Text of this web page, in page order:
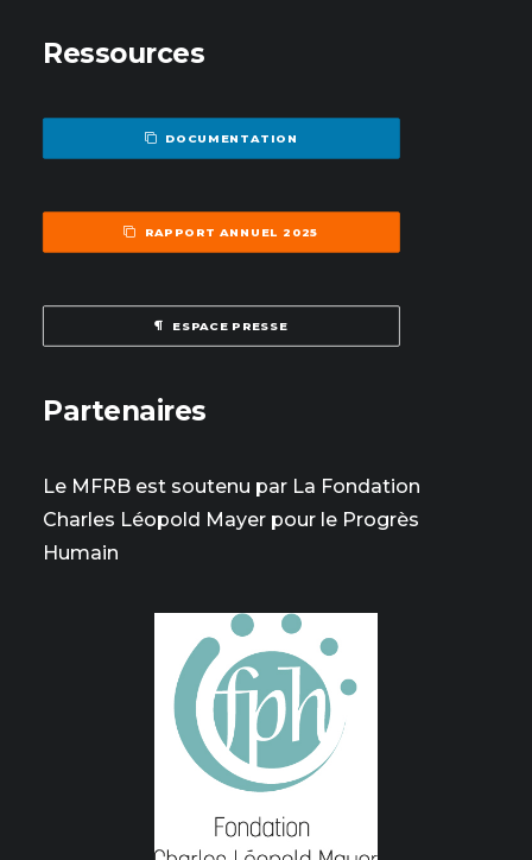
Ressources
DOCUMENTATION
RAPPORT ANNUEL 2025
ESPACE PRESSE
Partenaires
Le MFRB est soutenu par La Fondation
Charles Léopold Mayer pour le Progrès
Humain